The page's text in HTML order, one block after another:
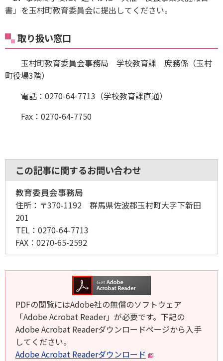
書」を玉村町教育委員会に提出してください。
取り扱い窓口
玉村町教育委員会事務局 学校教育課 庶務係（玉村
町役場3階）
電話：0270-64-7713（学校教育課直通）
Fax：0270-64-7750
この記事に関するお問い合わせ
教育委員会事務局
住所： 〒370-1192 群馬県佐波郡玉村町大字下新田
201
TEL： 0270-64-7713
FAX： 0270-65-2592
PDFの閲覧にはAdobe社の無償のソフトウェア
「Adobe Acrobat Reader」が必要です。下記の
Adobe Acrobat Readerダウンロードページから入手
してください。
Adobe Acrobat Readerダウンロード